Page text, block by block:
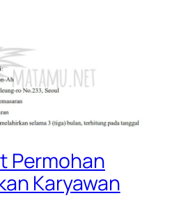
Permohan
Karyawan